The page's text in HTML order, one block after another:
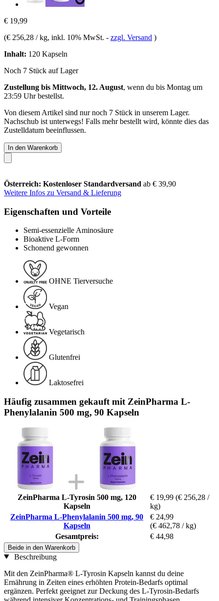
€ 19,99
(€ 256,28 / kg, inkl. 10% MwSt. - zzgl. Versand )
Inhalt: 120 Kapseln
Noch 7 Stück auf Lager
Zustellung bis Mittwoch, 12. August, wenn du bis Montag um
23:59 Uhrbestellst.
Von diesem Artikel sind nur noch 7 Stück in unserem Lager.
Nachschub ist unterwegs! Falls mehr bestellt wird, könnte dies das
Zustelldatum beeinflussen.
In den Warenkorb
Österreich: Kostenloser Standardversand ab € 39,90
Weitere Infos zu Versand & Lieferung
Eigenschaften und Vorteile
Semi-essenzielle Aminosäure
Bioaktive L-Form
Schonend gewonnen
OHNE Tierversuche
Vegan
Vegetarisch
Glutenfrei
Laktosefrei
Häufig zusammen gekauft mit ZeinPharma L-
Phenylalanin 500 mg, 90 Kapseln
ZeinPharma L-Tyrosin 500 mg, 120
Kapseln
€ 19,99 (€ 256,28 /
kg)
ZeinPharma L-Phenylalanin 500 mg, 90
Kapseln
€ 24,99
(€ 462,78 / kg)
Gesamtpreis:
€ 44,98
Beide in den Warenkorb
Beschreibung
Mit den ZeinPharma® L-Tyrosin Kapseln kannst du deine
Ernährung in Zeiten eines erhöhten Protein-Bedarfs optimal
ergänzen. Perfekt geeignet zur Deckung des L-Tyrosin-Bedarfs